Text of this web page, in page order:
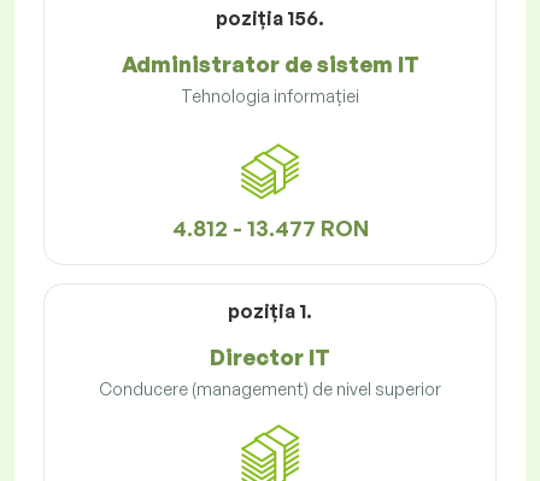
poziţia 156.
Administrator de sistem IT
Tehnologia informației
4.812 - 13.477 RON
poziţia 1.
Director IT
Conducere (management) de nivel superior